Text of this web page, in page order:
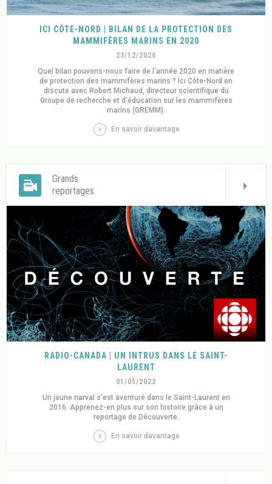
ICI CÔTE-NORD | BILAN DE LA PROTECTION DES
MAMMIFÈRES MARINS EN 2020
23/12/2020
Quel bilan pouvons-nous faire de l'année 2020 en matière
de protection des mammifères marins ? Ici Côte-Nord en
discute avec Robert Michaud, directeur scientifique du
Groupe de recherche et d'éducation sur les mammifères
marins (GREMM).
En savoir davantage
Grands
reportages
RADIO-CANADA | UN INTRUS DANS LE SAINT-
LAURENT
01/05/2022
Un jeune narval s’est aventuré dans le Saint-Laurent en
2016. Apprenez-en plus sur son histoire grâce à un
reportage de Découverte.
En savoir davantage